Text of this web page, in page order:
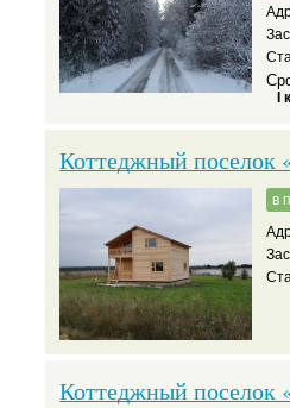
I
Коттеджный поселок
в
Коттеджный поселок